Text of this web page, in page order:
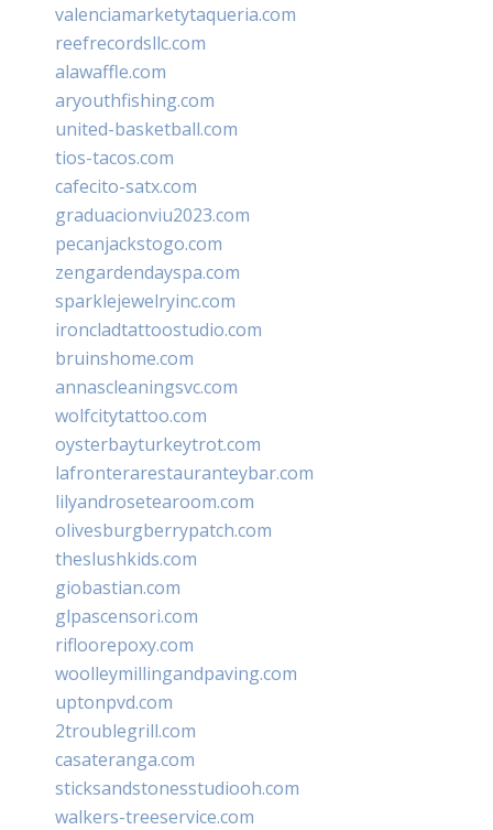
valenciamarketytaqueria.com
reefrecordsllc.com
alawaffle.com
aryouthfishing.com
united-basketball.com
tios-tacos.com
cafecito-satx.com
graduacionviu2023.com
pecanjackstogo.com
zengardendayspa.com
sparklejewelryinc.com
ironcladtattoostudio.com
bruinshome.com
annascleaningsvc.com
wolfcitytattoo.com
oysterbayturkeytrot.com
lafronterarestauranteybar.com
lilyandrosetearoom.com
olivesburgberrypatch.com
theslushkids.com
giobastian.com
glpascensori.com
rifloorepoxy.com
woolleymillingandpaving.com
uptonpvd.com
2troublegrill.com
casateranga.com
sticksandstonesstudiooh.com
walkers-treeservice.com